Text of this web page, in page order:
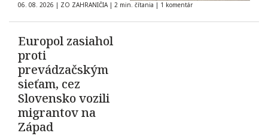
06. 08. 2026 | ZO ZAHRANIČIA | 2 min. čítania | 1 komentár
Europol zasiahol
proti
prevádzačským
sieťam, cez
Slovensko vozili
migrantov na
Západ